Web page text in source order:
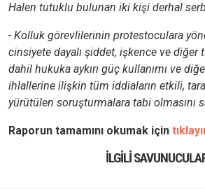
Halen tutuklu bulunan iki kişi derhal
- Kolluk görevlilerinin protestoculara
cinsiyete dayalı şiddet, işkence ve diğer
dahil hukuka aykırı güç kullanımı ve
ihlallerine ilişkin tüm iddiaların etkili,
yürütülen soruşturmalara tabi olmasını
Raporun tamamını okumak için
İLGILI